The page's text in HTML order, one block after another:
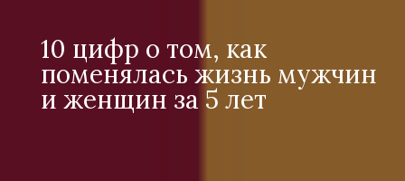
10 цифр о том, как
поменялась жизнь мужчин
и женщин за 5 лет